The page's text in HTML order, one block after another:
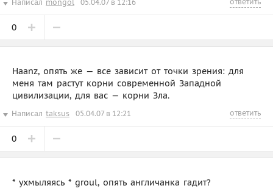
Написал mongol 05.04.07 в 12:16
0
Haanz, опять же — все зависит от точки зрения: для
меня там растут корни современной Западной
цивилизации, для вас — корни Зла.
Написал taksus 05.04.07 в 12:21 ответить
0
* ухмыляясь * groul, опять англичанка гадит?